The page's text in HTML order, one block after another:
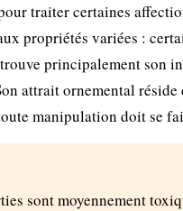
traiter certaines
propriétés variées :
principalement son
attrait ornemental
manipulation doit se
sont moyennement